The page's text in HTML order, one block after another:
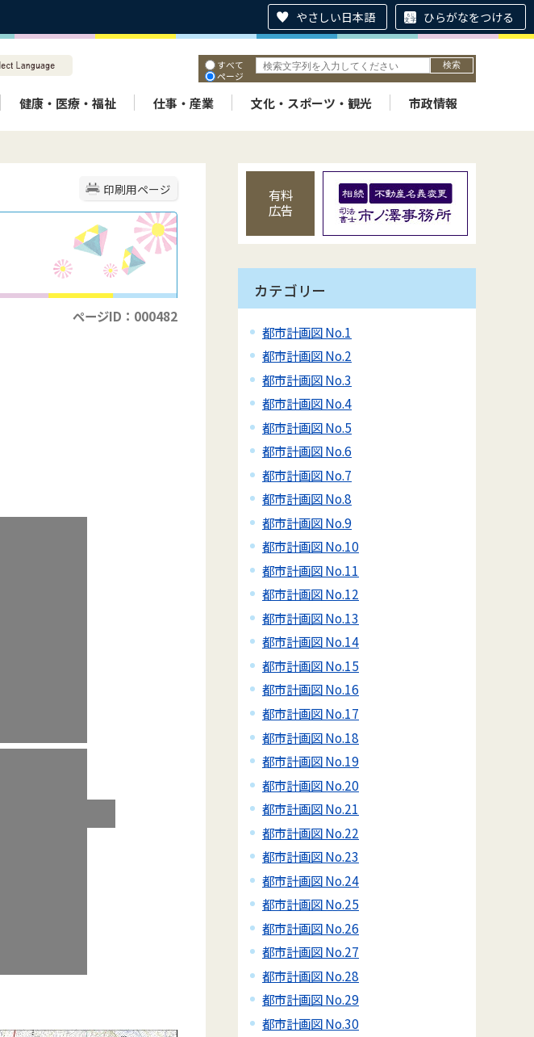
やさしい日本語 ひらがなをつける
すべて
ページ
健康・医療・福祉 仕事・産業 文化・スポーツ・観光 市政情報
印刷用ページ
ページID：000482
有料
広告
カテゴリー
都市計画図 No.1
都市計画図 No.2
都市計画図 No.3
都市計画図 No.4
都市計画図 No.5
都市計画図 No.6
都市計画図 No.7
都市計画図 No.8
都市計画図 No.9
都市計画図 No.10
都市計画図 No.11
都市計画図 No.12
都市計画図 No.13
都市計画図 No.14
都市計画図 No.15
都市計画図 No.16
都市計画図 No.17
都市計画図 No.18
都市計画図 No.19
都市計画図 No.20
都市計画図 No.21
都市計画図 No.22
都市計画図 No.23
都市計画図 No.24
都市計画図 No.25
都市計画図 No.26
都市計画図 No.27
都市計画図 No.28
都市計画図 No.29
都市計画図 No.30